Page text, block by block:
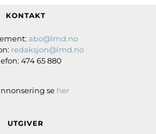
KONTAKT
abo@lmd.no
redaksjon@lmd.no
474 65 880
se her
UTGIVER